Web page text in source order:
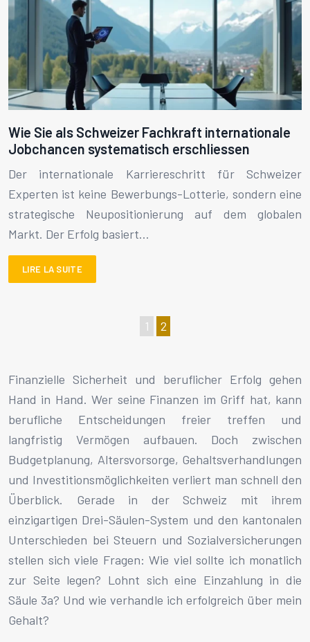
Wie Sie als Schweizer Fachkraft internationale
Jobchancen systematisch erschliessen
Der internationale Karriereschritt für Schweizer
Experten ist keine Bewerbungs-Lotterie, sondern eine
strategische Neupositionierung auf dem globalen
Markt. Der Erfolg basiert…
LIRE LA SUITE
1 2
Finanzielle Sicherheit und beruflicher Erfolg gehen
Hand in Hand. Wer seine Finanzen im Griff hat, kann
berufliche Entscheidungen freier treffen und
langfristig Vermögen aufbauen. Doch zwischen
Budgetplanung, Altersvorsorge, Gehaltsverhandlungen
und Investitionsmöglichkeiten verliert man schnell den
Überblick. Gerade in der Schweiz mit ihrem
einzigartigen Drei-Säulen-System und den kantonalen
Unterschieden bei Steuern und Sozialversicherungen
stellen sich viele Fragen: Wie viel sollte ich monatlich
zur Seite legen? Lohnt sich eine Einzahlung in die
Säule 3a? Und wie verhandle ich erfolgreich über mein
Gehalt?